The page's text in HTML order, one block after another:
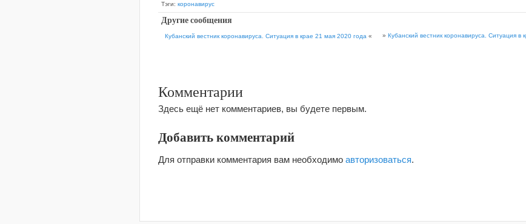
Тэги: коронавирус
Другие сообщения
Кубанский вестник коронавируса. Ситуация в крае 21 мая 2020 года « » Кубанский вестник коронавируса. Ситуация в
Комментарии
Здесь ещё нет комментариев, вы будете первым.
Добавить комментарий
Для отправки комментария вам необходимо авторизоваться.